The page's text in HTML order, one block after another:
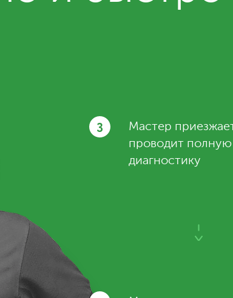
3
Мастер
проводит полную
диагностику